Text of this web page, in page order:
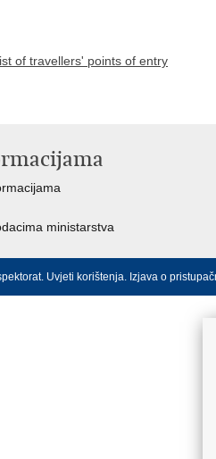
of travellers' points of entry
ministarstva
Uvjeti korištenja. Izjava o